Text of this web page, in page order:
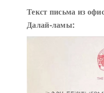
Текст письма из
Далай-ламы: